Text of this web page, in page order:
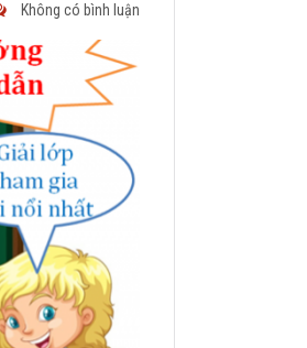
Không có bình luận